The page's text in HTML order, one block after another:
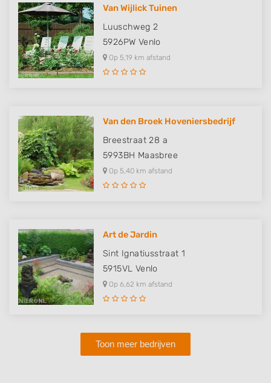
Van Wijlick Tuinen
Luuschweg 2
5926PW Venlo
Op 5,19 km afstand
Van den Broek Hoveniersbedrijf
Breestraat 28 a
5993BH Maasbree
Op 5,40 km afstand
Art de Jardin
Sint Ignatiusstraat 1
5915VL Venlo
Op 6,62 km afstand
Toon meer bedrijven